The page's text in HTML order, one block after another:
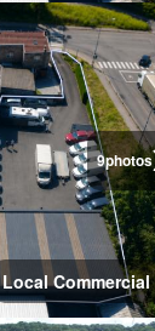
9photos
Local Commercial